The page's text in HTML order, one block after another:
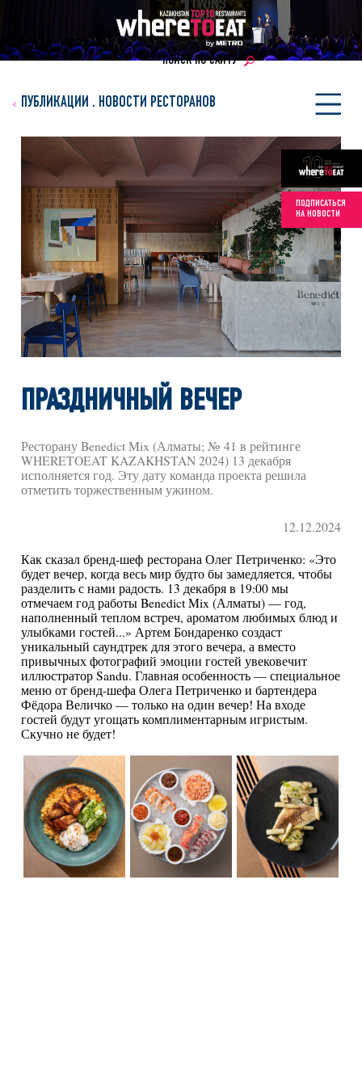
ПОИСК ПО САЙТУ
ПОДПИСАТЬСЯ
НА НОВОСТИ
ПУБЛИКАЦИИ . НОВОСТИ РЕСТОРАНОВ
ПРАЗДНИЧНЫЙ ВЕЧЕР
Ресторану Benedict Mix (Алматы; № 41 в рейтинге
WHERETOEAT KAZAKHSTAN 2024) 13 декабря
исполняется год. Эту дату команда проекта решила
отметить торжественным ужином.
12.12.2024
Как сказал бренд-шеф ресторана Олег Петриченко: «Это
будет вечер, когда весь мир будто бы замедляется, чтобы
разделить с нами радость. 13 декабря в 19:00 мы
отмечаем год работы Benedict Mix (Алматы) — год,
наполненный теплом встреч, ароматом любимых блюд и
улыбками гостей...» Артем Бондаренко создаст
уникальный саундтрек для этого вечера, а вместо
привычных фотографий эмоции гостей увековечит
иллюстратор Sandu. Главная особенность — специальное
меню от бренд-шефа Олега Петриченко и бартендера
Фёдора Величко — только на один вечер! На входе
гостей будут угощать комплиментарным игристым.
Скучно не будет!